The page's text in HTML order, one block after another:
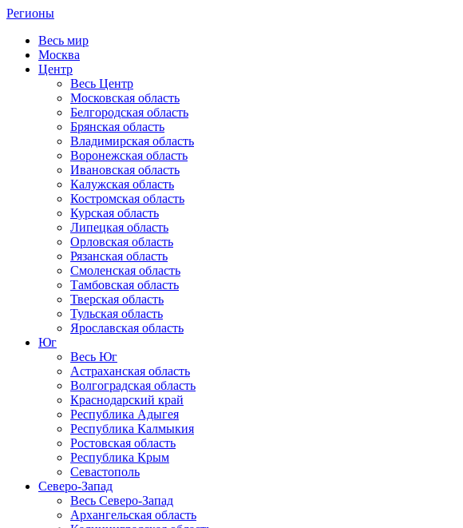
Регионы
Весь мир
Москва
Центр
Весь Центр
Московская область
Белгородская область
Брянская область
Владимирская область
Воронежская область
Ивановская область
Калужская область
Костромская область
Курская область
Липецкая область
Орловская область
Рязанская область
Смоленская область
Тамбовская область
Тверская область
Тульская область
Ярославская область
Юг
Весь Юг
Астраханская область
Волгоградская область
Краснодарский край
Республика Адыгея
Республика Калмыкия
Ростовская область
Республика Крым
Севастополь
Северо-Запад
Весь Северо-Запад
Архангельская область